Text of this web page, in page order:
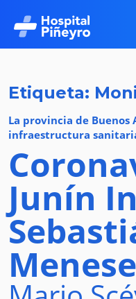
Etiqueta:
La provincia de Buenos
infraestructura
Junín